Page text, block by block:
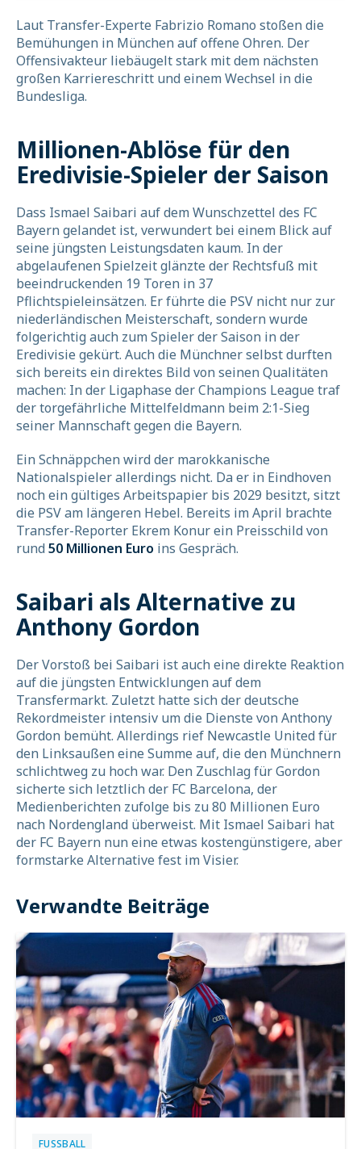
Laut Transfer-Experte Fabrizio Romano stoßen die
Bemühungen in München auf offene Ohren. Der
Offensivakteur liebäugelt stark mit dem nächsten
großen Karriereschritt und einem Wechsel in die
Bundesliga.
Millionen-Ablöse für den
Eredivisie-Spieler der Saison
Dass Ismael Saibari auf dem Wunschzettel des FC
Bayern gelandet ist, verwundert bei einem Blick auf
seine jüngsten Leistungsdaten kaum. In der
abgelaufenen Spielzeit glänzte der Rechtsfuß mit
beeindruckenden 19 Toren in 37
Pflichtspieleinsätzen. Er führte die PSV nicht nur zur
niederländischen Meisterschaft, sondern wurde
folgerichtig auch zum Spieler der Saison in der
Eredivisie gekürt. Auch die Münchner selbst durften
sich bereits ein direktes Bild von seinen Qualitäten
machen: In der Ligaphase der Champions League traf
der torgefährliche Mittelfeldmann beim 2:1-Sieg
seiner Mannschaft gegen die Bayern.
Ein Schnäppchen wird der marokkanische
Nationalspieler allerdings nicht. Da er in Eindhoven
noch ein gültiges Arbeitspapier bis 2029 besitzt, sitzt
die PSV am längeren Hebel. Bereits im April brachte
Transfer-Reporter Ekrem Konur ein Preisschild von
rund50 Millionen Euro ins Gespräch.
Saibari als Alternative zu
Anthony Gordon
Der Vorstoß bei Saibari ist auch eine direkte Reaktion
auf die jüngsten Entwicklungen auf dem
Transfermarkt. Zuletzt hatte sich der deutsche
Rekordmeister intensiv um die Dienste von Anthony
Gordon bemüht. Allerdings rief Newcastle United für
den Linksaußen eine Summe auf, die den Münchnern
schlichtweg zu hoch war. Den Zuschlag für Gordon
sicherte sich letztlich der FC Barcelona, der
Medienberichten zufolge bis zu 80 Millionen Euro
nach Nordengland überweist. Mit Ismael Saibari hat
der FC Bayern nun eine etwas kostengünstigere, aber
formstarke Alternative fest im Visier.
Verwandte Beiträge
FUSSBALL